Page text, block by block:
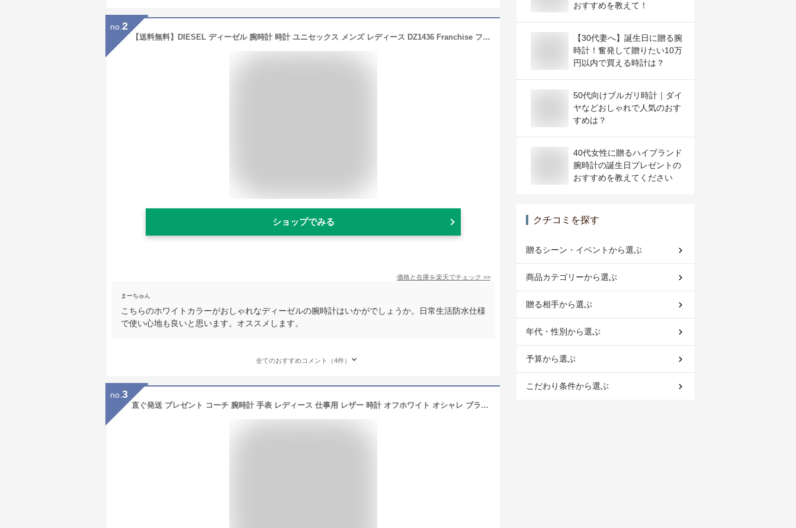
no. 2
【送料無料】DIESEL ディーゼル 腕時計 時計 ユニセックス メンズ レディース DZ1436 Franchise フランチャイズ ラバー ホワイト 白【ブランド】【プレゼント】【セール】
ショップでみる
価格と在庫を楽天でチェック >>
まーちゅん
こちらのホワイトカラーがおしゃれなディーゼルの腕時計はいかがでしょうか。日常生活防水仕様
で使い心地も良いと思います。オススメします。
全てのおすすめコメント（4件）
no. 3
直ぐ発送 プレゼント コーチ 腕時計 手表 レディース 仕事用 レザー 時計 オフホワイト オシャレ ブランド ギフト 妻 母親 女友達 先輩 後輩 成人 卒業 入学
おすすめを教えて！
【30代妻へ】誕生日に贈る腕
時計！奮発して贈りたい10万
円以内で買える時計は？
50代向けブルガリ時計｜ダイ
ヤなどおしゃれで人気のおす
すめは？
40代女性に贈るハイブランド
腕時計の誕生日プレゼントの
おすすめを教えてください
クチコミを探す
贈るシーン・イベントから選ぶ
商品カテゴリーから選ぶ
贈る相手から選ぶ
年代・性別から選ぶ
予算から選ぶ
こだわり条件から選ぶ